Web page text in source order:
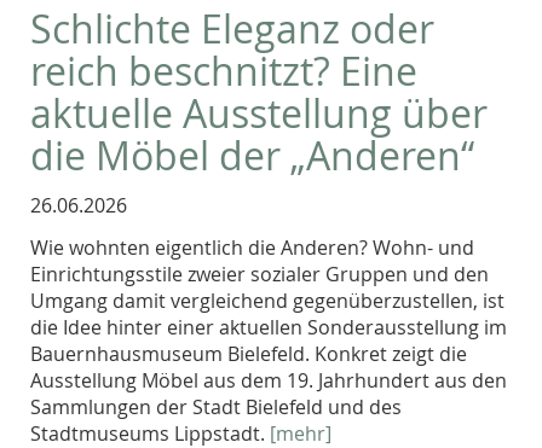
Schlichte Eleganz oder
reich beschnitzt? Eine
aktuelle Ausstellung über
die Möbel der „Anderen“
26.06.2026
Wie wohnten eigentlich die Anderen? Wohn- und
Einrichtungsstile zweier sozialer Gruppen und den
Umgang damit vergleichend gegenüberzustellen, ist
die Idee hinter einer aktuellen Sonderausstellung im
Bauernhausmuseum Bielefeld. Konkret zeigt die
Ausstellung Möbel aus dem 19. Jahrhundert aus den
Sammlungen der Stadt Bielefeld und des
Stadtmuseums Lippstadt. [mehr]